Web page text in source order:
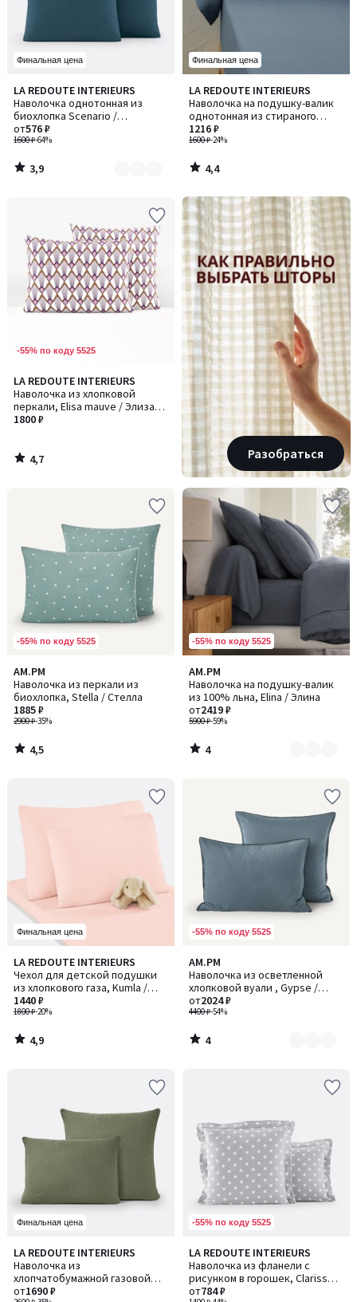
Финальная цена
LA REDOUTE INTERIEURS
Наволочка однотонная из
биохлопка Scenario /
Сценарио
1600 ₽-64%
от576 ₽
3,9
/ 5
Количество
цветов:
2
3,9
/
Финальная цена
LA REDOUTE INTERIEURS
Наволочка на подушку-валик
однотонная из стираного
хлопка, Scenario / Сценарио
1600 ₽-24%
1216 ₽
4,4
/ 5
4,4
/
-55% по коду 5525
LA REDOUTE INTERIEURS
Наволочка из хлопковой
перкали, Elisa mauve / Элиза
мов
1800 ₽
4,7
/ 5
4,7
/
Разобраться
-
-55% по коду 5525
AM.PM
Наволочка из перкали из
биохлопка, Stella / Стелла
2900 ₽-35%
1885 ₽
4,5
/ 5
4,5
/
-55% по коду 5525
AM.PM
Наволочка на подушку-валик
из 100% льна, Elina / Элина
5900 ₽-59%
от2419 ₽
4
/
5
Количество
цветов:
3
4
/
Финальная цена
LA REDOUTE INTERIEURS
Чехол для детской подушки
из хлопкового газа, Kumla /
Кумла
1800 ₽-20%
1440 ₽
4,9
/ 5
4,9
/
-55% по коду 5525
AM.PM
Наволочка из осветленной
хлопковой вуали , Gypse /
Джипс
4400 ₽-54%
от2024 ₽
4
/
5
Количество
цветов:
3
4
/
Финальная цена
LA REDOUTE INTERIEURS
Наволочка из
хлопчатобумажной газовой
ткани, Kumla / Кумла
от1690 ₽
4
/
5
Количество
цветов:
5
-55% по коду 5525
LA REDOUTE INTERIEURS
Наволочка из фланели с
рисунком в горошек, Clarisse /
Кларисс
от784 ₽
4,2
/ 5
Количество
цветов:
2